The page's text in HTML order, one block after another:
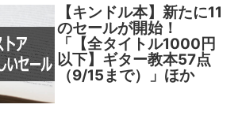
【キンドル本】新たに11
のセールが開始！
「【全タイトル1000円
以下】ギター教本57点
（9/15まで）」ほか